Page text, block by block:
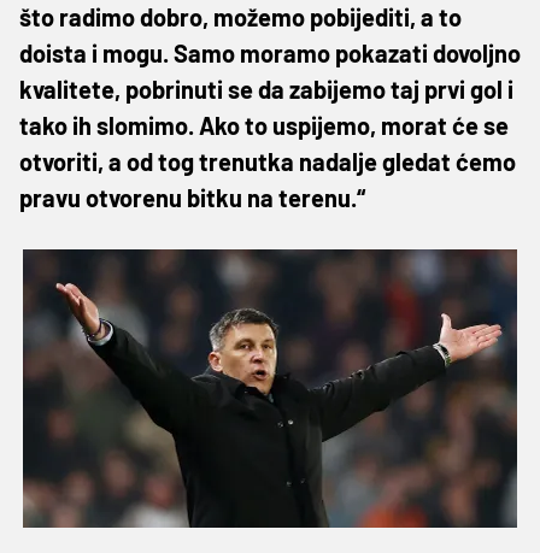
što radimo dobro, možemo pobijediti, a to
doista i mogu. Samo moramo pokazati dovoljno
kvalitete, pobrinuti se da zabijemo taj prvi gol i
tako ih slomimo. Ako to uspijemo, morat će se
otvoriti, a od tog trenutka nadalje gledat ćemo
pravu otvorenu bitku na terenu.“